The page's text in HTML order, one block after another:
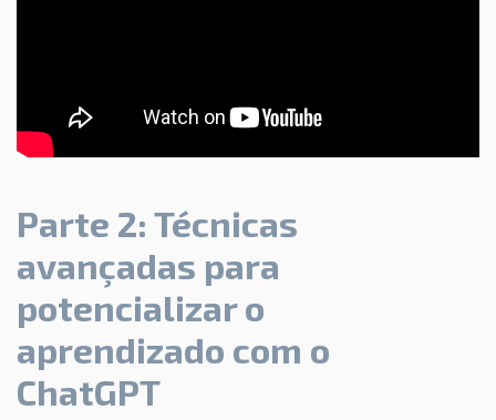
Parte 2: Técnicas
avançadas para
potencializar o
aprendizado com o
ChatGPT